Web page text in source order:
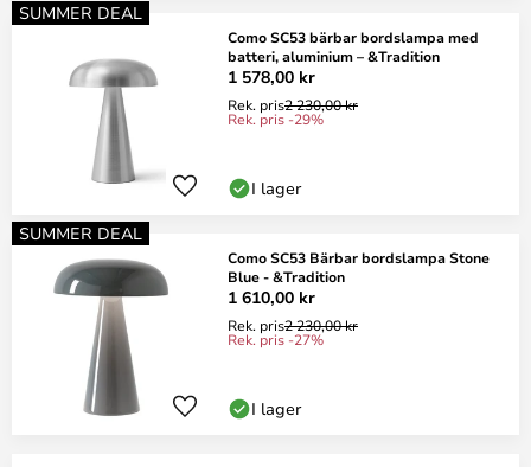
SUMMER DEAL
Como SC53 bärbar bordslampa med
batteri, aluminium – &Tradition
1 578,00 kr
Rek. pris2 230,00 kr
Rek. pris -29%
I lager
SUMMER DEAL
Como SC53 Bärbar bordslampa Stone
Blue - &Tradition
1 610,00 kr
Rek. pris2 230,00 kr
Rek. pris -27%
I lager